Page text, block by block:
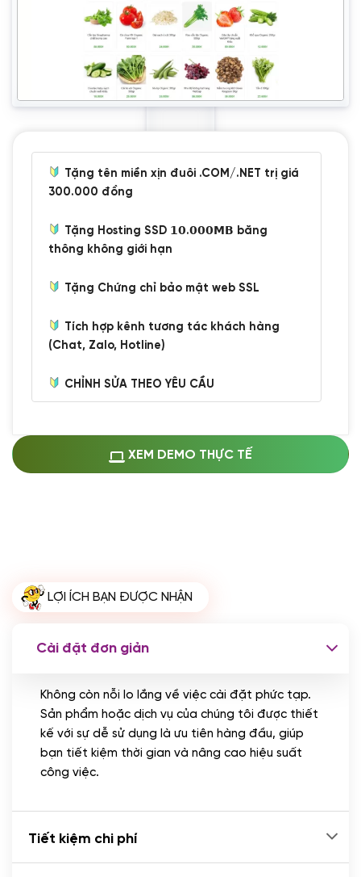
Tặng tên miền xịn đuôi .COM/.NET trị giá
300.000 đồng
Tặng Hosting SSD 𝟭𝟬.𝟬𝟬𝟬𝗠𝗕 băng
thông không giới hạn
Tặng Chứng chỉ bảo mật web SSL
Tích hợp kênh tương tác khách hàng
(Chat, Zalo, Hotline)
CHỈNH SỬA THEO YÊU CẦU
Thay logo + thông tin doanh nghiệp
(+100.000 VND)
(+200.000 VND)
CÀI ĐẶT PLUGINS
Cài đặt plugin theo yêu cầu
(+100.000 VND)
Cài plugin xử lý thanh toán tự động qua
XEM DEMO THỰC TẾ
LỢI ÍCH BẠN ĐƯỢC NHẬN
Cài đặt đơn giản
Không còn nỗi lo lắng về việc cài đặt phức tạp.
Sản phẩm hoặc dịch vụ của chúng tôi được thiết
kế với sự dễ sử dụng là ưu tiên hàng đầu, giúp
bạn tiết kiệm thời gian và nâng cao hiệu suất
công việc.
Tiết kiệm chi phí